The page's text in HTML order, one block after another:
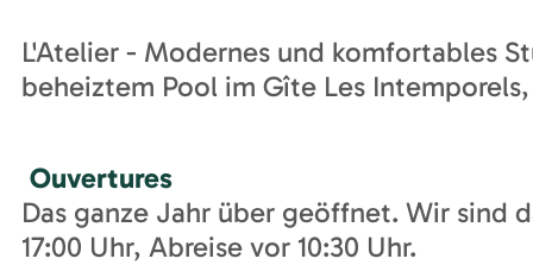
L'Atelier - Modernes und komfortables
beheiztem Pool im Gîte Les
Ouvertures
Das ganze Jahr über geöffnet. Wir sind
17:00 Uhr, Abreise vor 10:30 Uhr.